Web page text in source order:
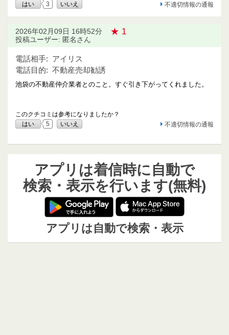
はい
3 いいえ 不適切情報の通報
2026年02月09日 16時52分 ★ 1
投稿ユーザー: 匿名さん
電話相手: アイリス
電話目的: 不動産売却勧誘
池袋の不動産仲介業者とのこと。すぐ引き下がってくれました。
このクチコミは参考になりましたか？
はい
5 いいえ 不適切情報の通報
アプリは着信時に自動で
検索・表示を行います(無料)
アプリは自動で検索・表示